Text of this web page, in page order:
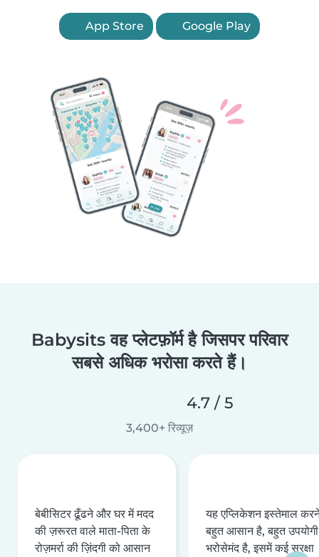
App Store Google Play
Babysits वह प्लेटफ़ॉर्म है जिसपर परिवार
सबसे अधिक भरोसा करते हैं।
4.7 / 5
3,400+ रिव्यूज़
बेबीसिटर ढूँढने और घर में मदद
की ज़रूरत वाले माता-पिता के
रोज़मर्रा की ज़िंदगी को आसान
यह एप्लिकेशन इस्तेमाल
बहुत आसान है, बहुत
भरोसेमंद है, इसमें कई सुरक्षा